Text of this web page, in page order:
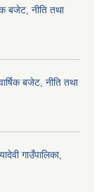
बजेट, नीति तथा
बजेट, नीति तथा
गाउँपालिका,